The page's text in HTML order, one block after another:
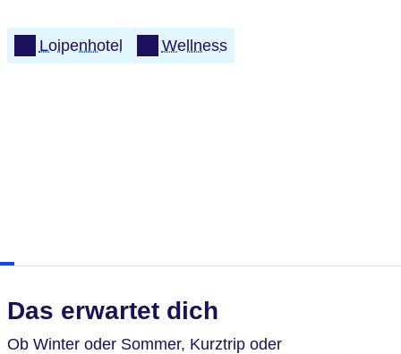
Loipenhotel Wellness
Das erwartet dich
Ob Winter oder Sommer, Kurztrip oder